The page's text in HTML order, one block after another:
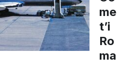
me
t’i
Ro
ma